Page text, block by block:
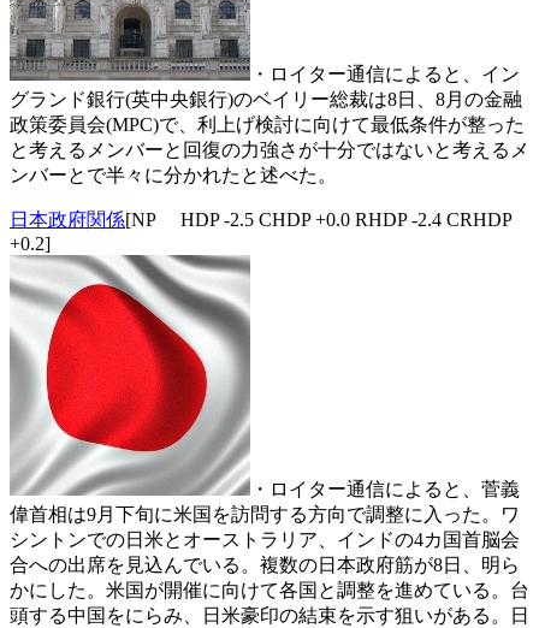
・ロイター通信によると、イン
グランド銀行(英中央銀行)のベイリー総裁は8日、8月の金融
政策委員会(MPC)で、利上げ検討に向けて最低条件が整った
と考えるメンバーと回復の力強さが十分ではないと考えるメ
ンバーとで半々に分かれたと述べた。
日本政府関係[NP HDP -2.5 CHDP +0.0 RHDP -2.4 CRHDP
+0.2]
・ロイター通信によると、菅義
偉首相は9月下旬に米国を訪問する方向で調整に入った。ワ
シントンでの日米とオーストラリア、インドの4カ国首脳会
合への出席を見込んでいる。複数の日本政府筋が8日、明ら
かにした。米国が開催に向けて各国と調整を進めている。台
頭する中国をにらみ、日米豪印の結束を示す狙いがある。日